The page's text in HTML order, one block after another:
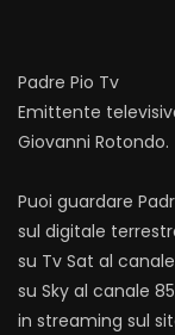
Padre Pio Tv
Emittente
Giovanni Rotondo.
Puoi guardare
sul digitale
su Tv Sat al
su Sky al canale
in streaming sul